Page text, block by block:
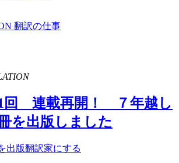
翻訳の仕事
回 連載再開！ ７年越し
を出版しました
出版翻訳家にする